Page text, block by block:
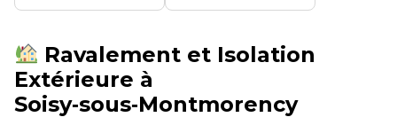
Ravalement et Isolation
Extérieure à
Soisy‑sous‑Montmorency